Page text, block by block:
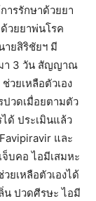
ารรักษาด้วยยา
วยยาพ่นโรค
ายสิริชัยฯ มี
มา 3 วัน สัญญาณ
วยเหลือตัวเอง
ปวดเมื่อยตามตัว
ด้ ประเมินแล้ว
และ
บคอ ไอมีเสมหะ
ยเหลือตัวเองได้
น ปวดศีรษะ ไอมี